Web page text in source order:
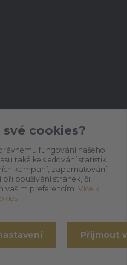
své cookies?
fungování našeho
také ke sledování statistik
kampaní, zapamatování
používání stránek, či
vašim preferencím. Více k
Přijmout